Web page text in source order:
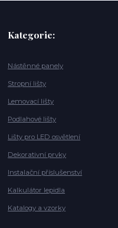
Kategorie:
Nástěnné panely
Stropní lišty
Lemovací lišty
Podlahové lišty
Lišty pro LED osvětlení
Dekorativní prvky
Instalační příslušenství
Kalkulátor lepidla
Katalogy a vzorky